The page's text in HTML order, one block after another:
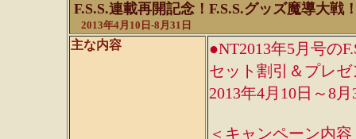
F.S.S.連載再開記念！F.S.S.グッズ魔導大戦
2013年4月10日-8月31日
主な内容
●NT2013年5月号の
セット割引＆プレ
2013年4月10日～8
＜キャンペーン内容